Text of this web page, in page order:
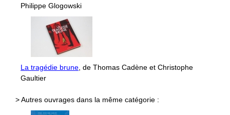
Philippe Glogowski
La tragédie brune, de Thomas Cadène et Christophe
Gaultier
> Autres ouvrages dans la même catégorie :